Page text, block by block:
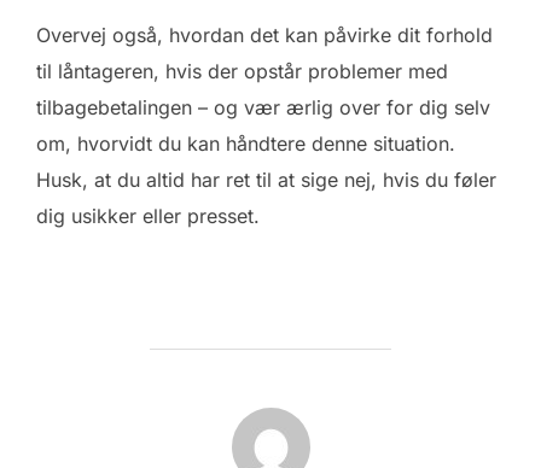
Overvej også, hvordan det kan påvirke dit forhold
til låntageren, hvis der opstår problemer med
tilbagebetalingen – og vær ærlig over for dig selv
om, hvorvidt du kan håndtere denne situation.
Husk, at du altid har ret til at sige nej, hvis du føler
dig usikker eller presset.
FORFATTER